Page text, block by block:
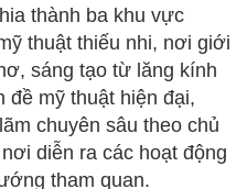
thành ba khu vực
thuật thiếu nhi, nơi giới
sáng tạo từ lăng kính
đề mỹ thuật hiện đại,
chuyên sâu theo chủ
diễn ra các hoạt động
tham quan.